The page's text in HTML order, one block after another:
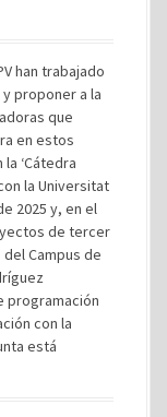
han trabajado
proponer a la
que
en estos
‘Cátedra
la Universitat
2025 y, en el
de tercer
Campus de
programación
con la
está